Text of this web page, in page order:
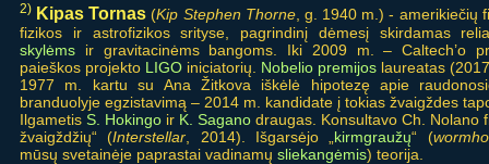
2) Kipas Tornas (Kip Stephen Thorne, g. 1940 m.) - amerikiečių
fizikos ir astrofizikos srityse, pagrindinį dėmesį skirdamas
skylėms ir gravitacinėms bangoms. Iki 2009 m. – Caltech’o
paieškos projekto LIGO iniciatorių. Nobelio premijos laureatas
1977 m. kartu su Ana Žitkova iškėlė hipotezę apie
branduolyje egzistavimą – 2014 m. kandidate į tokias žvaigždes
Ilgametis S. Hokingo ir K. Sagano draugas. Konsultavo Ch. Nolano
žvaigždžių“ (Interstellar , 2014). Išgarsėjo „ kirmgraužų“ (
mūsų svetainėje paprastai vadinamų sliekangėmis) teorija.